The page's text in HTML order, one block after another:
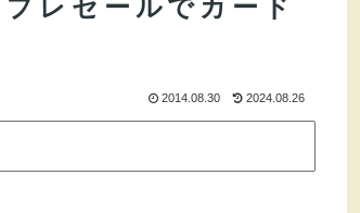
レセールでカード
2014.08.30 2024.08.26